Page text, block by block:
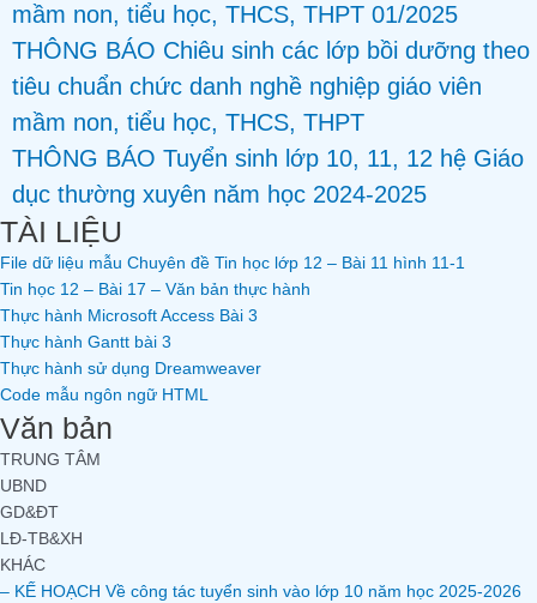
mầm non, tiểu học, THCS, THPT 01/2025
THÔNG BÁO Chiêu sinh các lớp bồi dưỡng theo
tiêu chuẩn chức danh nghề nghiệp giáo viên
mầm non, tiểu học, THCS, THPT
THÔNG BÁO Tuyển sinh lớp 10, 11, 12 hệ Giáo
dục thường xuyên năm học 2024-2025
TÀI LIỆU
File dữ liệu mẫu Chuyên đề Tin học lớp 12 – Bài 11 hình 11-1
Tin học 12 – Bài 17 – Văn bản thực hành
Thực hành Microsoft Access Bài 3
Thực hành Gantt bài 3
Thực hành sử dụng Dreamweaver
Code mẫu ngôn ngữ HTML
Văn bản
TRUNG TÂM
UBND
GD&ĐT
LĐ-TB&XH
KHÁC
– KẾ HOẠCH Về công tác tuyển sinh vào lớp 10 năm học 2025-2026